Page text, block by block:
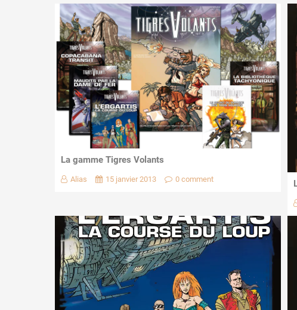
La gamme Tigres Volants
Alias 15 janvier 2013 0 comment